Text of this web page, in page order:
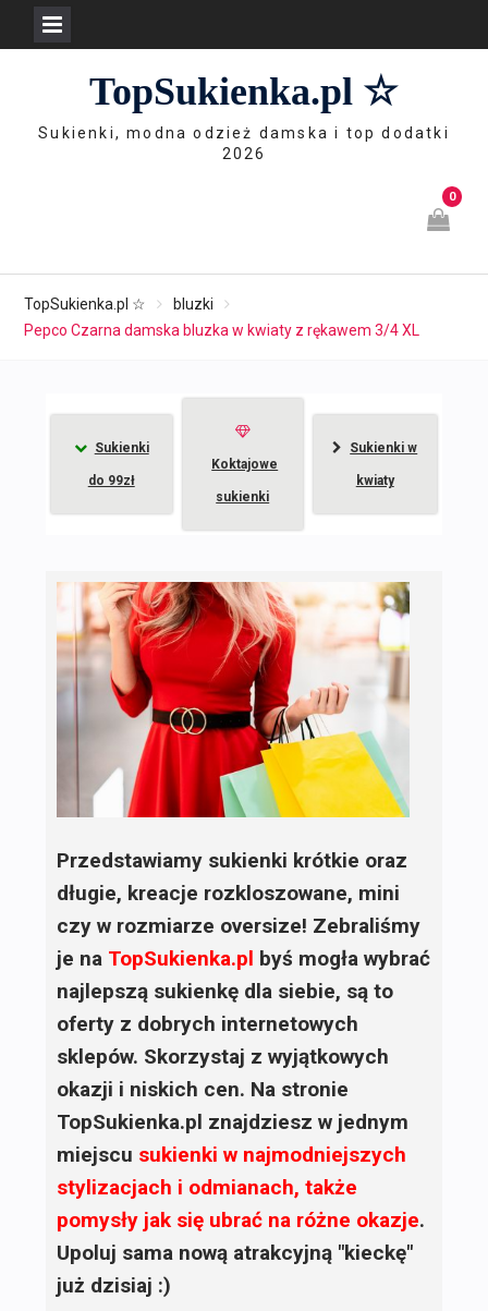
TopSukienka.pl ☆
Sukienki, modna odzież damska i top dodatki
2026
0
TopSukienka.pl ☆
bluzki
Pepco Czarna damska bluzka w kwiaty z rękawem 3/4 XL
Sukienki
do 99zł
Koktajowe
sukienki
Sukienki w
kwiaty
Przedstawiamy sukienki krótkie oraz
długie, kreacje rozkloszowane, mini
czy w rozmiarze oversize! Zebraliśmy
je na TopSukienka.pl byś mogła wybrać
najlepszą sukienkę dla siebie, są to
oferty z dobrych internetowych
sklepów. Skorzystaj z wyjątkowych
okazji i niskich cen. Na stronie
TopSukienka.pl znajdziesz w jednym
miejscu sukienki w najmodniejszych
stylizacjach i odmianach, także
pomysły jak się ubrać na różne okazje.
Upoluj sama nową atrakcyjną "kieckę"
już dzisiaj :)